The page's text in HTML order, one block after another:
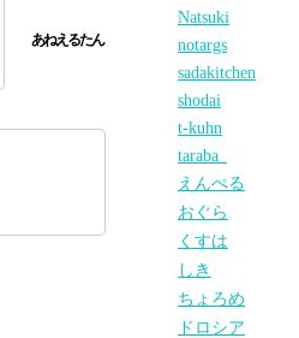
Natsuki
notargs
sadakitchen
shodai
t-kuhn
taraba_
えんぺる
おぐら
くすは
しき
ちょろめ
ドロシア